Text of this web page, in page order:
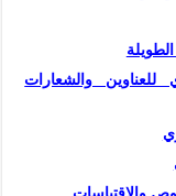
والشعارات